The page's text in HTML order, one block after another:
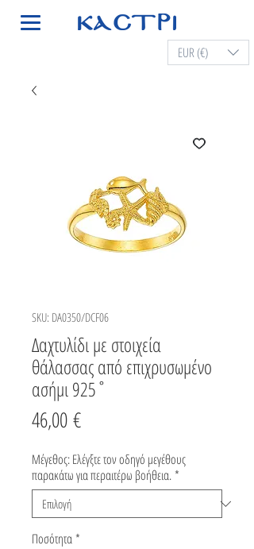
EUR (€)
SKU: DA0350/DCF06
Δαχτυλίδι με στοιχεία
θάλασσας από επιχρυσωμένο
ασήμι 925˚
46,00 €Τιμή
Μέγεθος: Ελέγξτε τον οδηγό μεγέθους
παρακάτω για περαιτέρω βοήθεια. *
Ποσότητα *